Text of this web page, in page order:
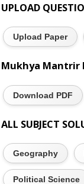
UPLOAD
Upload Paper
Mukhya Mantrir
Download PDF
ALL SUBJECT
Geography
Political Science